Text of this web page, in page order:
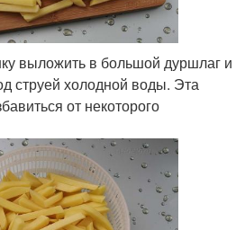
выложить в большой дуршлаг и
струей холодной воды. Эта
от некоторого